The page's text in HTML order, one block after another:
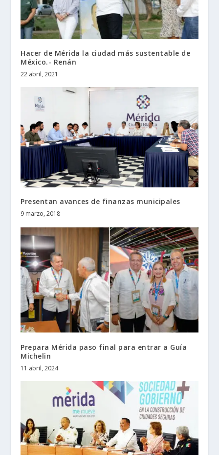
Hacer de Mérida la ciudad más sustentable de
México.- Renán
22 abril, 2021
Presentan avances de finanzas municipales
9 marzo, 2018
Prepara Mérida paso final para entrar a Guía
Michelin
11 abril, 2024